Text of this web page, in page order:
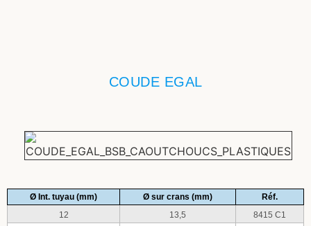
COUDE EGAL
Ø Int. tuyau (mm) Ø sur crans (mm)
Réf.
12
13,5
8415 C1